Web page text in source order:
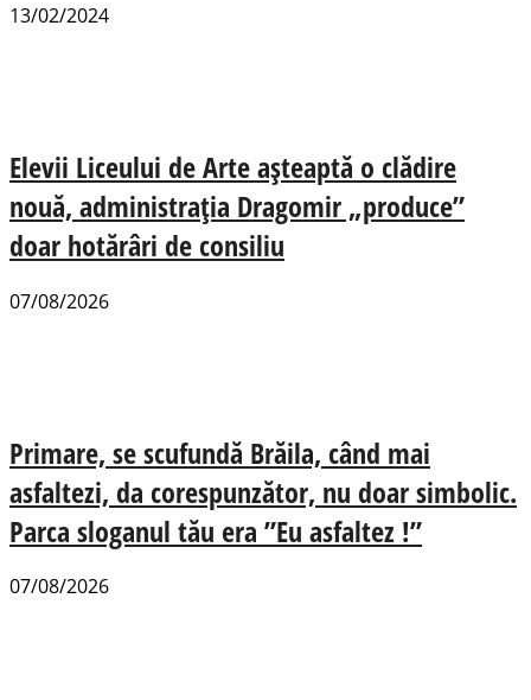
13/02/2024
Elevii Liceului de Arte așteaptă o clădire
nouă, administrația Dragomir „produce”
doar hotărâri de consiliu
07/08/2026
Primare, se scufundă Brăila, când mai
asfaltezi, da corespunzător, nu doar simbolic.
Parca sloganul tău era ”Eu asfaltez !”
07/08/2026